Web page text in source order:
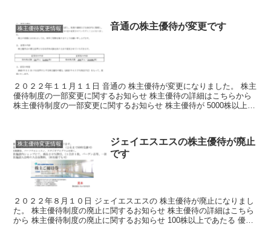
株主優待変更情報 音通の株主優待が変更です
２０２２年１１月１１日 音通の 株主優待が変更になりました。 株主
優待制度の一部変更に関するお知らせ 株主優待の詳細はこちらから
株主優待制度の一部変更に関するお知らせ 株主優待が 5000株以上か
株主優待変更情報
ジェイエスエスの株主優待が廃止
です
２０２２年８月１０日 ジェイエスエスの 株主優待が廃止になりまし
た。 株主優待制度の廃止に関するお知らせ 株主優待の詳細はこちら
から 株主優待制度の廃止に関するお知らせ 100株以上であたる 優待